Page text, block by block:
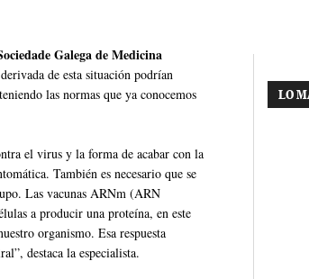
Galega de Medicina
de esta situación podrían
las normas que ya conocemos
el virus y la forma de acabar con la
También es necesario que se
Las vacunas ARNm (ARN
a producir una proteína, en este
organismo. Esa respuesta
destaca la especialista.
LO